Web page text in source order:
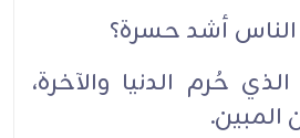
أشد حسرة؟
حُرم الدنيا والآخرة،